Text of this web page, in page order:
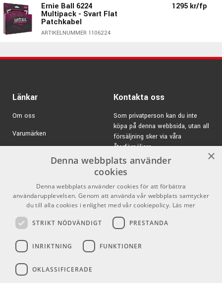
Specifications:
True Bypass
Up to 550ms delay time
Ernie Ball 6224
Multipack - Svart Flat
Patchkabel
ARTIKELNUMMER 1106224
1295 kr/fp
Svart Flat Patchkabel
Ernie Ball EB-6191 Volt
PRS Barefoot Button
ARTIKELNUMMER 1690910
150 kr/st
Ernie Ball 6220 7,5cm
Svart Flat Patchkabel
- 3-pack
ARTIKELNUMMER 1106220
385 kr/fp
Ernie Ball 6226 15cm
Svart Flat Patchkabel
ARTIKELNUMMER 1106226
Länkar
Om oss
Varumärken
Försäljningsvillkor
Inlogg för återförsäljare
Kontakta oss
Som privatperson kan du inte
köpa på denna webbsida, utan all
försäljning sker via våra
återförsäljare.
E-post:info@emnordic.se
×
Denna webbplats använder
cookies
Denna webbplats använder cookies för att förbättra
användarupplevelsen. Genom att använda vår webbplats samtycker
du till alla cookies i enlighet med vår cookiepolicy. Läs mer
STRIKT NÖDVÄNDIGT PRESTANDA
INRIKTNING FUNKTIONER
OKLASSIFICERADE